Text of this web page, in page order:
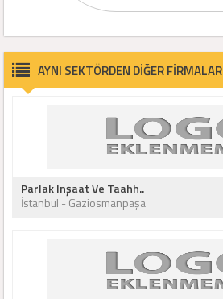
AYNI SEKTÖRDEN DİĞER FİRMALAR
Parlak Inşaat Ve Taahh..
İstanbul - Gaziosmanpaşa